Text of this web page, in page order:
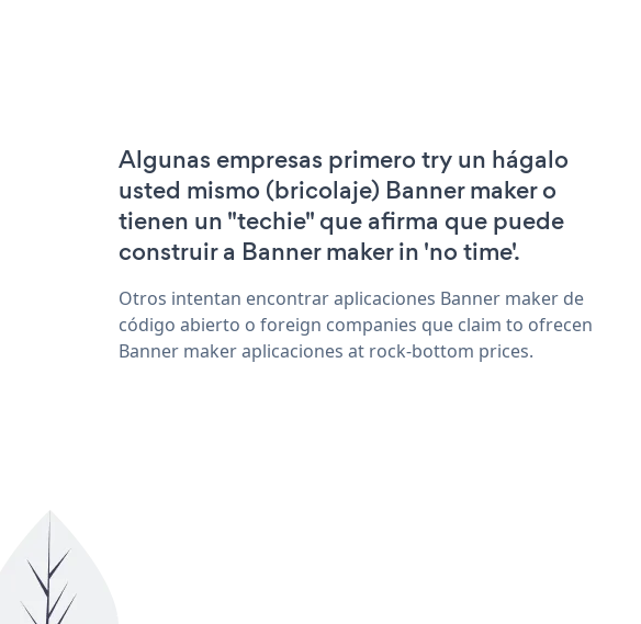
Algunas empresas primero try un hágalo
usted mismo (bricolaje) Banner maker o
tienen un "techie" que afirma que puede
construir a Banner maker in 'no time'.
Otros intentan encontrar aplicaciones Banner maker de
código abierto o foreign companies que claim to ofrecen
Banner maker aplicaciones at rock-bottom prices.